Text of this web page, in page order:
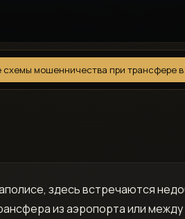
схемы мошенничества при трансфере
здесь встречаются
из аэропорта или